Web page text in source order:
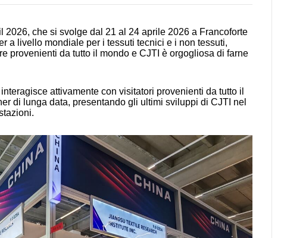
2026, che si svolge dal 21 al 24 aprile 2026 a Francoforte
a livello mondiale per i tessuti tecnici e i non tessuti,
provenienti da tutto il mondo e CJTI è orgogliosa di farne
interagisce attivamente con visitatori provenienti da tutto il
di lunga data, presentando gli ultimi sviluppi di CJTI nel